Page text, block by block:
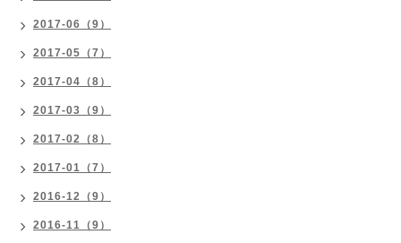
2017-06（9）
2017-05（7）
2017-04（8）
2017-03（9）
2017-02（8）
2017-01（7）
2016-12（9）
2016-11（9）